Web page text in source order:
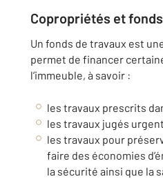
Copropriétés et
Un fonds de travaux est
permet de financer
l’immeuble, à savoir :
les travaux prescrits
les travaux jugés
les travaux pour
faire des économies
la sécurité ainsi que la